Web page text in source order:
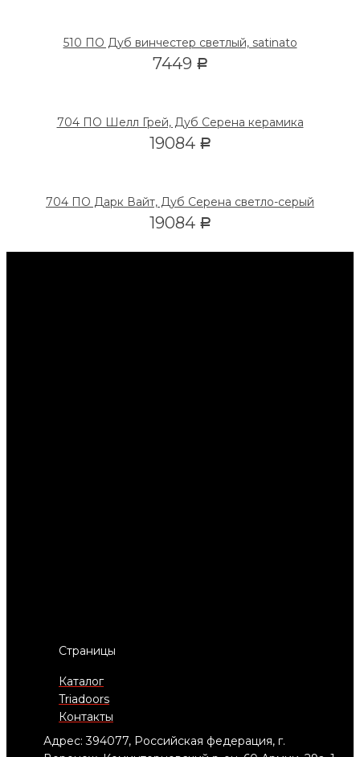
510 ПО Дуб винчестер светлый, satinato
7449 Р
704 ПО Шелл Грей, Дуб Серена керамика
19084 Р
704 ПО Дарк Вайт, Дуб Серена светло-серый
19084 Р
Страницы
Каталог
Triadoors
Контакты
Адрес: 394077, Российская федерация, г.